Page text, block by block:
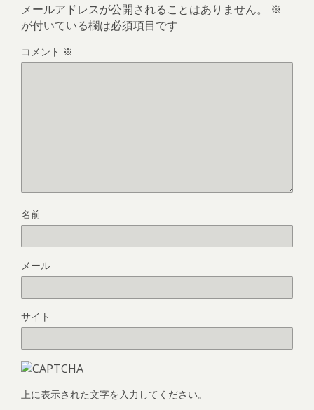
メールアドレスが公開されることはありません。
※
が付いている欄は必須項目です
コメント ※
名前
メール
サイト
上に表示された文字を入力してください。